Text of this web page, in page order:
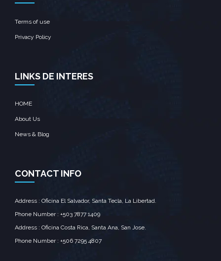
Terms of use
Privacy Policy
LINKS DE INTERES
HOME
About Us
News & Blog
CONTACT INFO
Address : Oficina El Salvador, Santa Tecla, La Libertad.
Phone Number : +503 7877 1409
Address : Oficina Costa Rica, Santa Ana, San Jose.
Phone Number : +506 7295 4807